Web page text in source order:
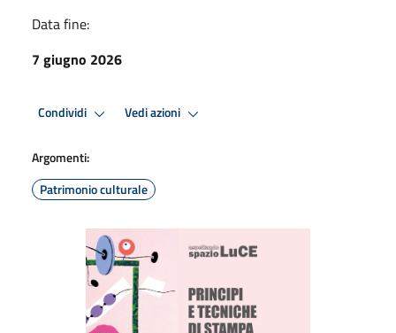
Data fine:
7 giugno 2026
Condividi Vedi azioni
Argomenti:
Patrimonio culturale